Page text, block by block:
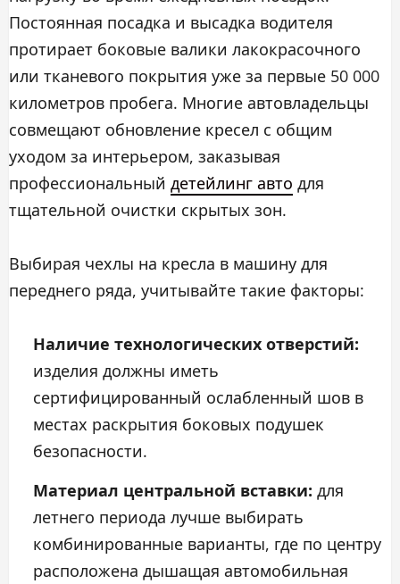
Постоянная посадка и высадка водителя
протирает боковые валики лакокрасочного
или тканевого покрытия уже за первые 50 000
километров пробега. Многие автовладельцы
совмещают обновление кресел с общим
уходом за интерьером, заказывая
профессиональный детейлинг авто для
тщательной очистки скрытых зон.
Выбирая чехлы на кресла в машину для
переднего ряда, учитывайте такие факторы:
Наличие технологических отверстий:
изделия должны иметь
сертифицированный ослабленный шов в
местах раскрытия боковых подушек
безопасности.
Материал центральной вставки: для
летнего периода лучше выбирать
комбинированные варианты, где по центру
расположена дышащая автомобильная